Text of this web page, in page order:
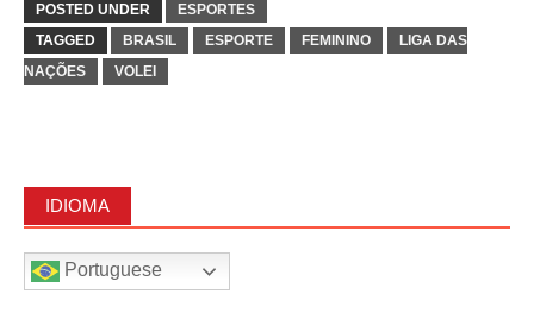
POSTED UNDER
ESPORTES
TAGGED
BRASIL ESPORTE FEMININO
LIGA DAS
NAÇÕES
VOLEI
IDIOMA
Portuguese